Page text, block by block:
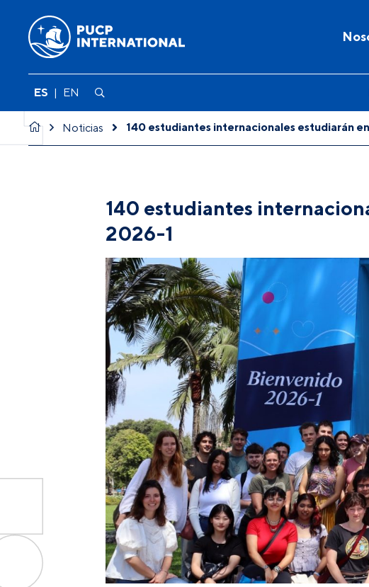
ES | EN
Noticias 140 estudiantes internacionales estudiarán
140 estudiantes
2026-1